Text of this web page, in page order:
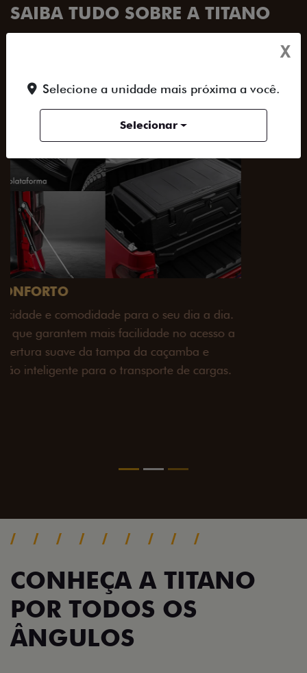
SAIBA TUDO SOBRE A TITANO
PACK OFF-ROAD
Prepare sua picape para qualquer desafio. O Pack
off-road combina engate de reboque para até 3,5
toneladas, alargadores de para-lamas e overbumper,
oferecendo mais capacidade de reboque, proteção
Pack tecnologia
CONHEÇA A TITANO
POR TODOS OS
ÂNGULOS
X
Selecione a unidade mais próxima a você.
Selecionar